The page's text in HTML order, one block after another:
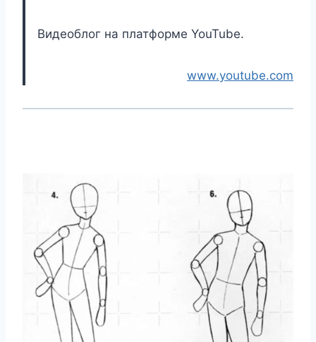
Видеоблог на платформе YouTube.
www.youtube.com